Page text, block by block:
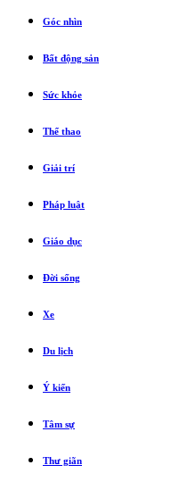
Góc nhìn
Bất động sản
Sức khỏe
Thể thao
Giải trí
Pháp luật
Giáo dục
Đời sống
Xe
Du lịch
Ý kiến
Tâm sự
Thư giãn